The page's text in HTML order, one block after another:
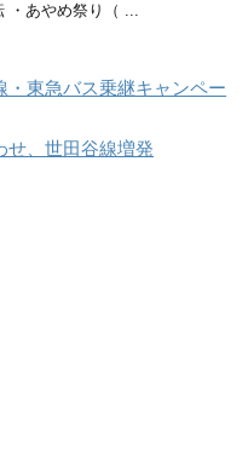
・あやめ祭り（ ...
・東急バス乗継キャンペー
せ、世田谷線増発